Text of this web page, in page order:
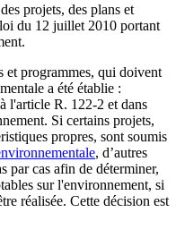
projets, des plans et
du 12 juillet 2010 portant
et programmes, qui doivent
a été établie :
l'article R. 122-2 et dans
Si certains projets,
propres, sont soumis
, d’autres
par cas afin de déterminer,
sur l'environnement, si
réalisée. Cette décision est